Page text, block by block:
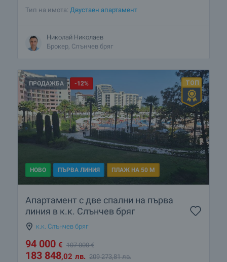
Тип на имота: Двустаен апартамент
Николай Николаев
Брокер, Слънчев бряг
ПРОДАЖБА -12%
НОВО ПЪРВА ЛИНИЯ ПЛАЖ НА 50 М
Апартамент с две спални на първа
линия в к.к. Слънчев бряг
к.к. Слънчев бряг
94 000 € 107 000€
183 848,02 лв. 209 273,81 лв.